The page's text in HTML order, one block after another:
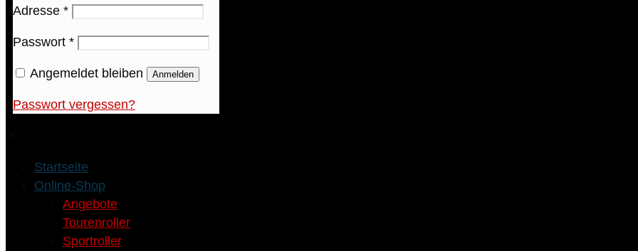
Adresse *
Passwort *
Angemeldet bleiben Anmelden
Passwort vergessen?
Startseite
Online-Shop
Angebote
Tourenroller
Sportroller